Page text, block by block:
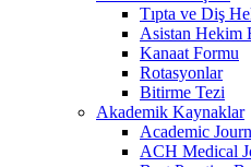
Tıpta ve Diş
Asistan Hekim
Kanaat Formu
Rotasyonlar
Bitirme Tezi
Akademik Kaynaklar
Academic
ACH Medical